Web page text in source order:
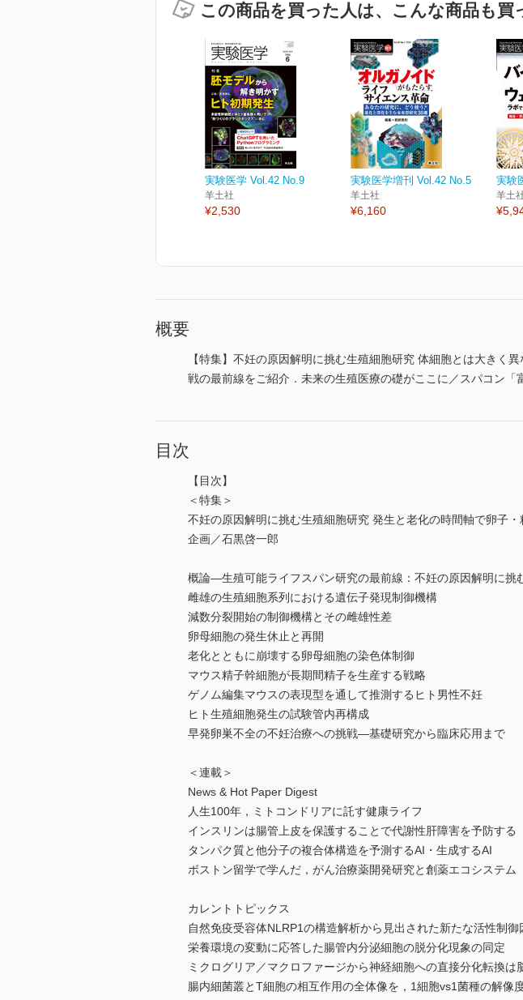
この商品を買った人は、こんな商品も買
実験医学 Vol.42 No.9
羊土社
¥2,530
実験医学増刊 Vol.42 No.5
羊土社
¥6,160
実験
羊土
概要
【特集】不妊の原因解明に挑む生殖細胞研究 体細胞とは大きく
戦の最前線をご紹介．未来の生殖医療の礎がここに／スパコン
目次
【目次】
＜特集＞
不妊の原因解明に挑む生殖細胞研究 発生と老化の時間軸で卵子
企画／石黒啓一郎
概論―生殖可能ライフスパン研究の最前線：不妊の原因解明に挑
雌雄の生殖細胞系列における遺伝子発現制御機構
減数分裂開始の制御機構とその雌雄性差
卵母細胞の発生休止と再開
老化とともに崩壊する卵母細胞の染色体制御
マウス精子幹細胞が長期間精子を生産する戦略
ゲノム編集マウスの表現型を通して推測するヒト男性不妊
ヒト生殖細胞発生の試験管内再構成
早発卵巣不全の不妊治療への挑戦―基礎研究から臨床応用まで
＜連載＞
News & Hot Paper Digest
人生100年，ミトコンドリアに託す健康ライフ
インスリンは腸管上皮を保護することで代謝性肝障害を予防する
タンパク質と他分子の複合体構造を予測するAI・生成するAI
ボストン留学で学んだ，がん治療薬開発研究と創薬エコシステム
カレントトピックス
自然免疫受容体NLRP1の構造解析から見出された新たな活性制御
栄養環境の変動に応答した腸管内分泌細胞の脱分化現象の同定
ミクログリア／マクロファージから神経細胞への直接分化転換は
腸内細菌叢とT細胞の相互作用の全体像を，1細胞vs1菌種の解像